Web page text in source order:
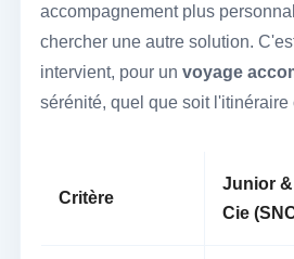
accompagnement plus
chercher une autre solution.
intervient, pour un voyage
sérénité, quel que soit l'itinéraire
Critère
Junior &
Cie